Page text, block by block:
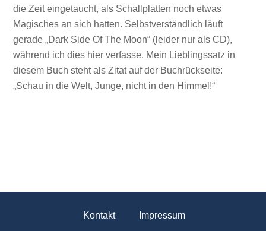
die Zeit eingetaucht, als Schallplatten noch etwas
Magisches an sich hatten. Selbstverständlich läuft
gerade „Dark Side Of The Moon“ (leider nur als CD),
während ich dies hier verfasse. Mein Lieblingssatz in
diesem Buch steht als Zitat auf der Buchrückseite:
„Schau in die Welt, Junge, nicht in den Himmel!“
Kontakt Impressum